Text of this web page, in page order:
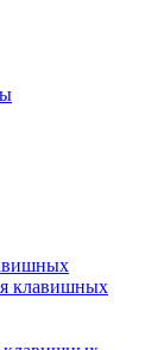
клавишных